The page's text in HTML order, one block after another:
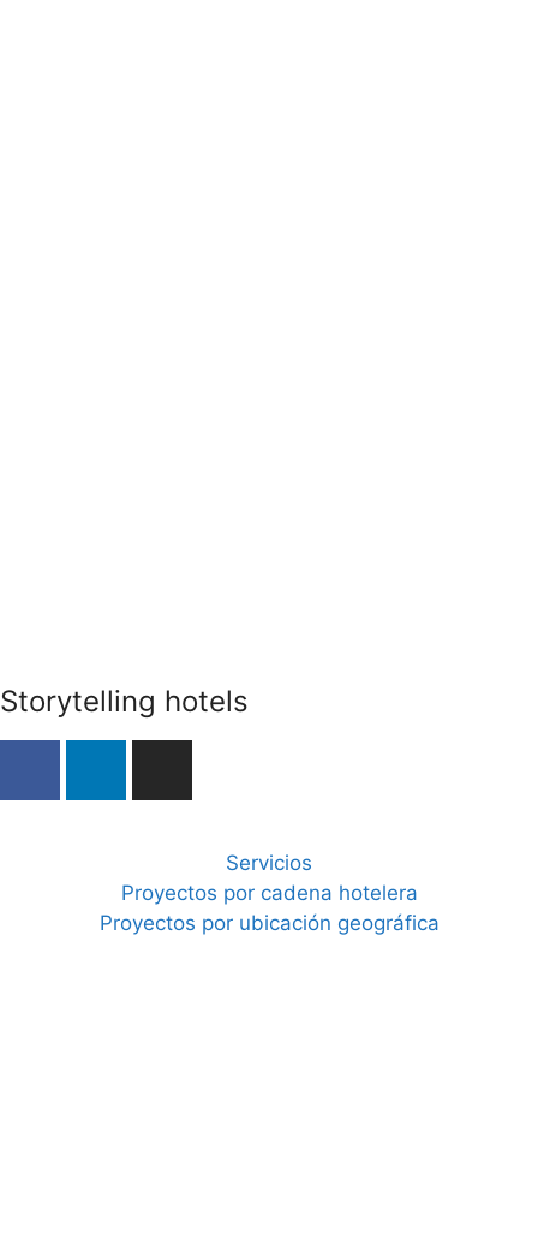
Storytelling hotels
Servicios
Proyectos por cadena hotelera
Proyectos por ubicación geográfica